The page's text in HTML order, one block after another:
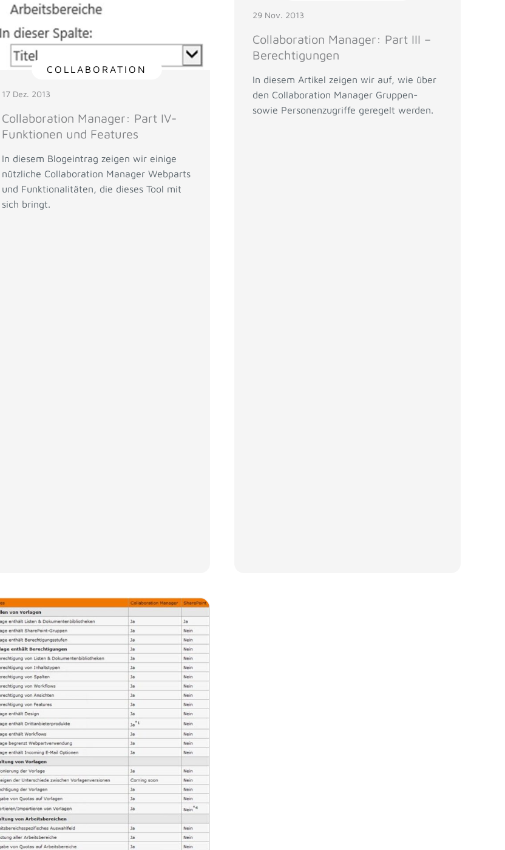
COLLABORATION
17 Dez. 2013
Collaboration Manager: Part IV-
Funktionen und Features
In diesem Blogeintrag zeigen wir einige
nützliche Collaboration Manager Webparts
und Funktionalitäten, die dieses Tool mit
sich bringt.
29 Nov. 2013
Collaboration Manager: Part III –
Berechtigungen
In diesem Artikel zeigen wir auf, wie über
den Collaboration Manager Gruppen-
sowie Personenzugriffe geregelt werden.